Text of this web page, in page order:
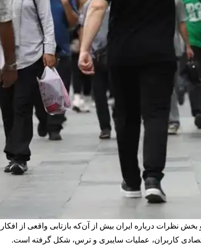
و بخش نظرات درباره ایران بیش از آن‌که بازتابی واقعی از
کاربران، عملیات سایبری و ترس، شکل گرفته است.